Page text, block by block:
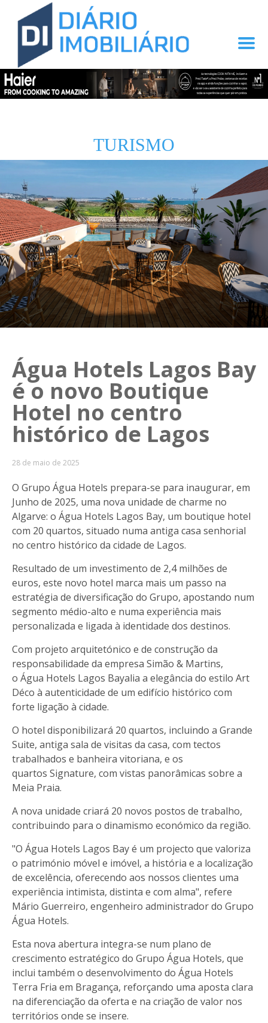
TURISMO
Água Hotels Lagos Bay
é o novo Boutique
Hotel no centro
histórico de Lagos
28 de maio de 2025
O Grupo Água Hotels prepara-se para inaugurar, em
Junho de 2025, uma nova unidade de charme no
Algarve: o Água Hotels Lagos Bay, um boutique hotel
com 20 quartos, situado numa antiga casa senhorial
no centro histórico da cidade de Lagos.
Resultado de um investimento de 2,4 milhões de
euros, este novo hotel marca mais um passo na
estratégia de diversificação do Grupo, apostando num
segmento médio-alto e numa experiência mais
personalizada e ligada à identidade dos destinos.
Com projeto arquitetónico e de construção da
responsabilidade da empresa Simão & Martins,
o Água Hotels Lagos Bayalia a elegância do estilo Art
Déco à autenticidade de um edifício histórico com
forte ligação à cidade.
O hotel disponibilizará 20 quartos, incluindo a Grande
Suite, antiga sala de visitas da casa, com tectos
trabalhados e banheira vitoriana, e os
quartos Signature, com vistas panorâmicas sobre a
Meia Praia.
A nova unidade criará 20 novos postos de trabalho,
contribuindo para o dinamismo económico da região.
"O Água Hotels Lagos Bay é um projecto que valoriza
o património móvel e imóvel, a história e a localização
de excelência, oferecendo aos nossos clientes uma
experiência intimista, distinta e com alma", refere
Mário Guerreiro, engenheiro administrador do Grupo
Água Hotels.
Esta nova abertura integra-se num plano de
crescimento estratégico do Grupo Água Hotels, que
inclui também o desenvolvimento do Água Hotels
Terra Fria em Bragança, reforçando uma aposta clara
na diferenciação da oferta e na criação de valor nos
territórios onde se insere.